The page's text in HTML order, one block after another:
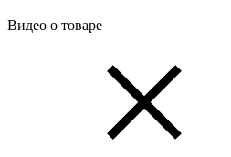
Видео о товаре